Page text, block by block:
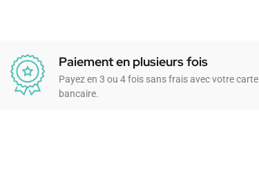
Paiement en plusieurs fois
Payez en 3 ou 4 fois sans frais avec votre carte
bancaire.